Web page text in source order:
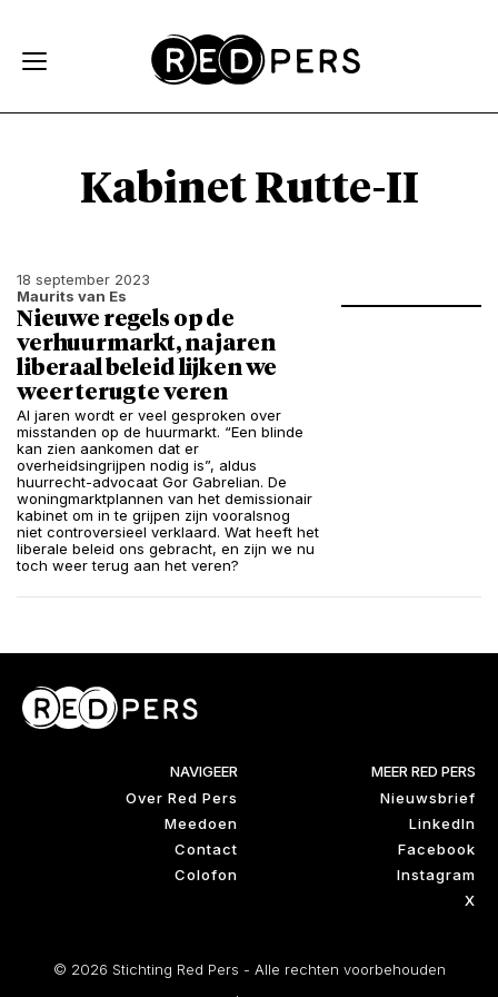
Kabinet Rutte-II
18 september 2023
Maurits van Es
Nieuwe regels op de
verhuurmarkt, na jaren
liberaal beleid lijken we
weer terug te veren
Al jaren wordt er veel gesproken over
misstanden op de huurmarkt. “Een blinde
kan zien aankomen dat er
overheidsingrijpen nodig is”, aldus
huurrecht-advocaat Gor Gabrelian. De
woningmarktplannen van het demissionair
kabinet om in te grijpen zijn vooralsnog
niet controversieel verklaard. Wat heeft het
liberale beleid ons gebracht, en zijn we nu
toch weer terug aan het veren?
NAVIGEER
Over Red Pers
Meedoen
Contact
Colofon
MEER RED PERS
Nieuwsbrief
LinkedIn
Facebook
Instagram
X
© 2026 Stichting Red Pers - Alle rechten voorbehouden